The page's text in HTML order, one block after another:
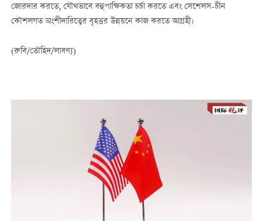
জোরদার করতে, যৌথভাবে বহুপাক্ষিকতা চর্চা করতে এবং সেশেলস-চীন
কৌশলগত অংশীদারিত্বের বৃহত্তর উন্নয়নে কাজ করতে আগ্রহী।
(রুবি/তৌহিদ/লাবণ্য)